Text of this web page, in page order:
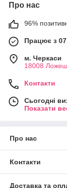
Про нас
96%
Працює з
м. Черкаси
18008
Контакти
Сьогодні
Показати
Про нас
Контакти
Доставка та